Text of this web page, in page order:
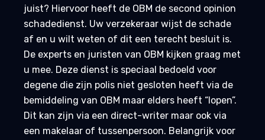
juist? Hiervoor heeft de OBM de second opinion
schadedienst. Uw verzekeraar wijst de schade
af en u wilt weten of dit een terecht besluit is.
De experts en juristen van OBM kijken graag met
u mee. Deze dienst is speciaal bedoeld voor
degene die zijn polis niet gesloten heeft via de
bemiddeling van OBM maar elders heeft “lopen”.
Dit kan zijn via een direct-writer maar ook via
een makelaar of tussenpersoon. Belangrijk voor